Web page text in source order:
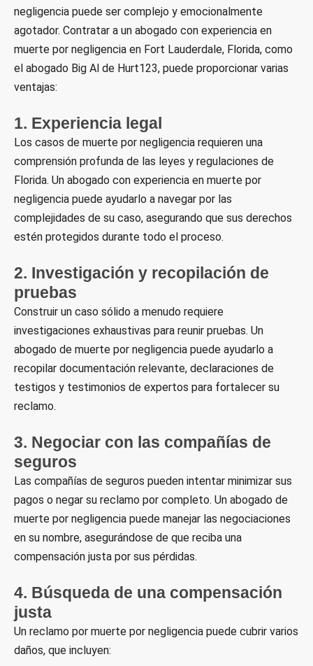
negligencia puede ser complejo y emocionalmente
agotador. Contratar a un abogado con experiencia en
muerte por negligencia en Fort Lauderdale, Florida, como
el abogado Big Al de Hurt123, puede proporcionar varias
ventajas:
1. Experiencia legal
Los casos de muerte por negligencia requieren una
comprensión profunda de las leyes y regulaciones de
Florida. Un abogado con experiencia en muerte por
negligencia puede ayudarlo a navegar por las
complejidades de su caso, asegurando que sus derechos
estén protegidos durante todo el proceso.
2. Investigación y recopilación de
pruebas
Construir un caso sólido a menudo requiere
investigaciones exhaustivas para reunir pruebas. Un
abogado de muerte por negligencia puede ayudarlo a
recopilar documentación relevante, declaraciones de
testigos y testimonios de expertos para fortalecer su
reclamo.
3. Negociar con las compañías de
seguros
Las compañías de seguros pueden intentar minimizar sus
pagos o negar su reclamo por completo. Un abogado de
muerte por negligencia puede manejar las negociaciones
en su nombre, asegurándose de que reciba una
compensación justa por sus pérdidas.
4. Búsqueda de una compensación
justa
Un reclamo por muerte por negligencia puede cubrir varios
daños, que incluyen: